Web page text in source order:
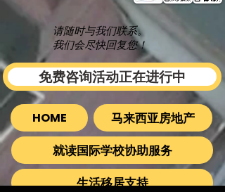
请随时与我们联系。
我们会尽快回复您！
免费咨询活动正在进行中
HOME
马来西亚房地产
就读国际学校协助服务
生活移居支持